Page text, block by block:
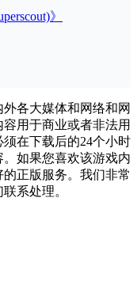
》
各大媒体和网络和网
用于商业或者非法用
在下载后的24个小时
如果您喜欢该游戏内
正版服务。我们非常
系处理。